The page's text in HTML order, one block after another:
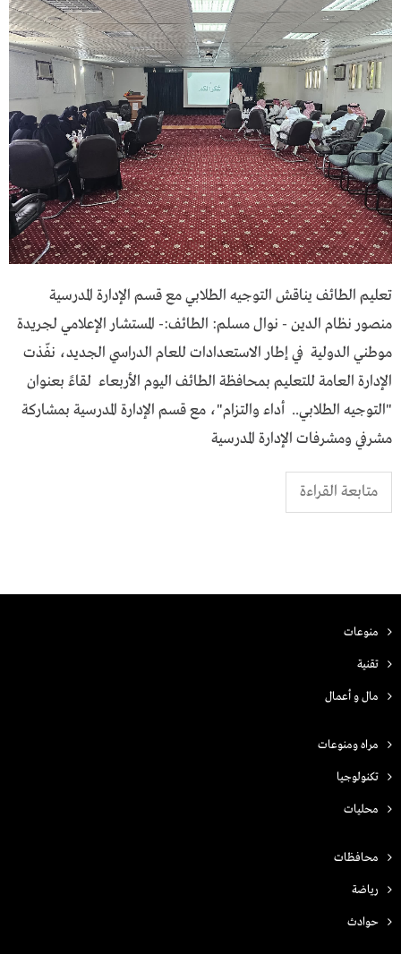
تعليم الطائف يناقش التوجيه الطلابي مع قسم الإدارة المدرسية
منصور نظام الدين - نوال مسلم: الطائف:- المستشار الإعلامي لجريدة
موطني الدولية في إطار الاستعدادات للعام الدراسي الجديد، نفّذت
الإدارة العامة للتعليم بمحافظة الطائف اليوم الأربعاء لقاءً بعنوان
"التوجيه الطلابي.. أداء والتزام"، مع قسم الإدارة المدرسية بمشاركة
مشرفي ومشرفات الإدارة المدرسية
متابعة القراءة
منوعات
تقنية
مال و أعمال
مراه ومنوعات
تكنولوجيا
محليات
محافظات
رياضة
حوادث